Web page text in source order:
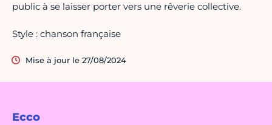
Ecco
public à se laisser porter vers une rêverie collective.
Style : chanson française
Mise à jour le 27/08/2024